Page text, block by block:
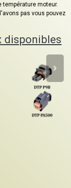
température moteur.
pas vous pouvez
disponibles